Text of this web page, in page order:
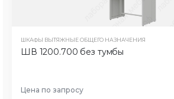
ШКАФЫ ВЫТЯЖНЫЕ ОБЩЕГО НАЗНАЧЕНИЯ
ШВ 1200.700 без тумбы
Цена по запросу